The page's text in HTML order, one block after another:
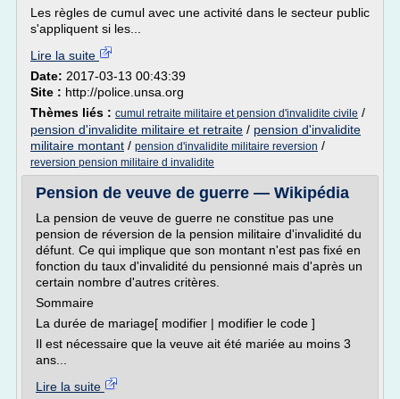
Les règles de cumul avec une activité dans le secteur public
s'appliquent si les...
Lire la suite
Date: 2017-03-13 00:43:39
Site : http://police.unsa.org
Thèmes liés : cumul retraite militaire et pension d'invalidite civile /
pension d'invalidite militaire et retraite / pension d'invalidite
militaire montant / pension d'invalidite militaire reversion /
reversion pension militaire d invalidite
Pension de veuve de guerre — Wikipédia
La pension de veuve de guerre ne constitue pas une
pension de réversion de la pension militaire d'invalidité du
défunt. Ce qui implique que son montant n'est pas fixé en
fonction du taux d'invalidité du pensionné mais d'après un
certain nombre d'autres critères.
Sommaire
La durée de mariage[ modifier | modifier le code ]
Il est nécessaire que la veuve ait été mariée au moins 3
ans...
Lire la suite